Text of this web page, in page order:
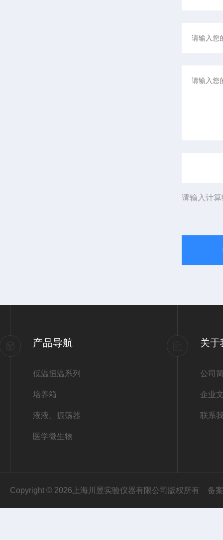
请输入计
产品导航
低温恒温系列
培养箱
液液、振荡器
医学微生物
关于
公司
企业
联系
Copyright © 2026上海川昱实验仪器有限公司版权所有 备